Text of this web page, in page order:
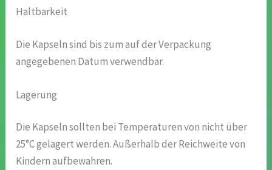
Haltbarkeit
Die Kapseln sind bis zum auf der Verpackung
angegebenen Datum verwendbar.
Lagerung
Die Kapseln sollten bei Temperaturen von nicht über
25°C gelagert werden. Außerhalb der Reichweite von
Kindern aufbewahren.